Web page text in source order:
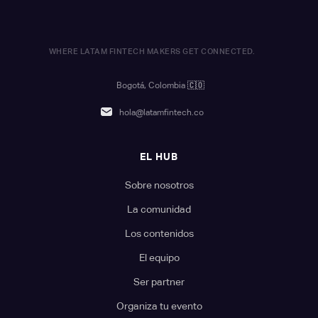
WHERE LATAM FINTECH MAKERS GET CONNECTED.
Bogotá, Colombia 🇨🇴
hola@latamfintech.co
EL HUB
Sobre nosotros
La comunidad
Los contenidos
El equipo
Ser partner
Organiza tu evento